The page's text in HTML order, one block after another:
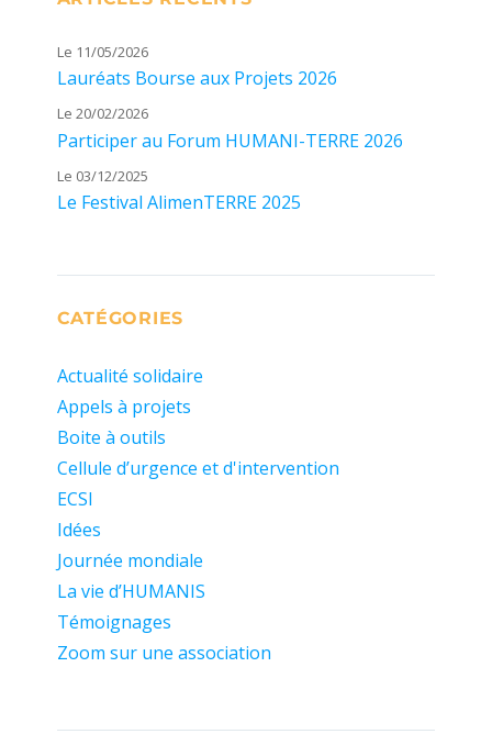
Le 11/05/2026
Lauréats Bourse aux Projets 2026
Le 20/02/2026
Participer au Forum HUMANI-TERRE 2026
Le 03/12/2025
Le Festival AlimenTERRE 2025
CATÉGORIES
Actualité solidaire
Appels à projets
Boite à outils
Cellule d’urgence et d'intervention
ECSI
Idées
Journée mondiale
La vie d’HUMANIS
Témoignages
Zoom sur une association